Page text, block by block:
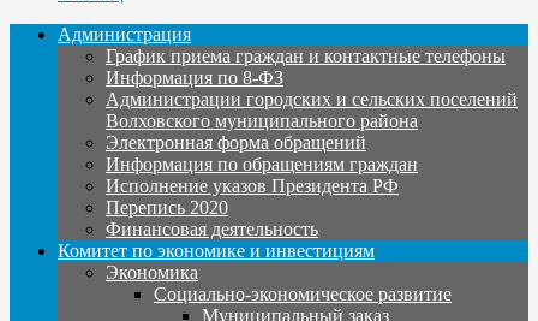
Администрация
График приема граждан и контактные телефоны
Информация по 8-ФЗ
Администрации городских и сельских поселений
Волховского муниципального района
Электронная форма обращений
Информация по обращениям граждан
Исполнение указов Президента РФ
Перепись 2020
Финансовая деятельность
Комитет по экономике и инвестициям
Экономика
Социально-экономическое развитие
Муниципальный заказ